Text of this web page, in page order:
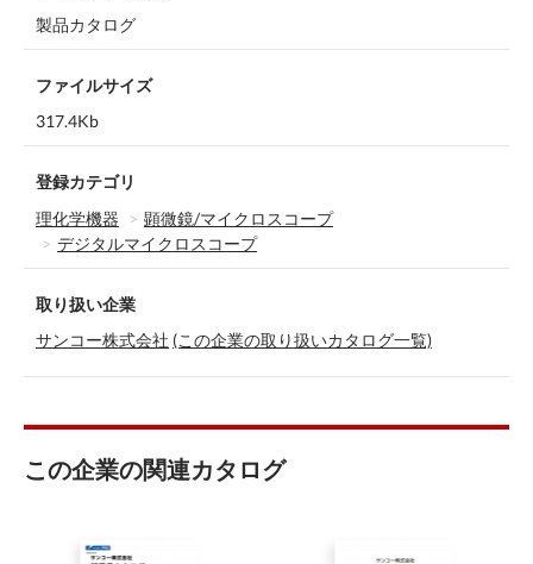
製品カタログ
ファイルサイズ
317.4Kb
登録カテゴリ
理化学機器
顕微鏡/マイクロスコープ
デジタルマイクロスコープ
取り扱い企業
サンコー株式会社 (この企業の取り扱いカタログ一覧)
この企業の関連カタログ